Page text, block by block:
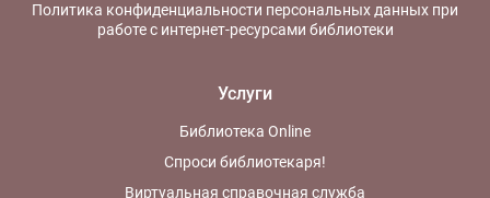
Политика конфиденциальности персональных данных при
работе с интернет-ресурсами библиотеки
Услуги
Библиотека Online
Спроси библиотекаря!
Виртуальная справочная служба